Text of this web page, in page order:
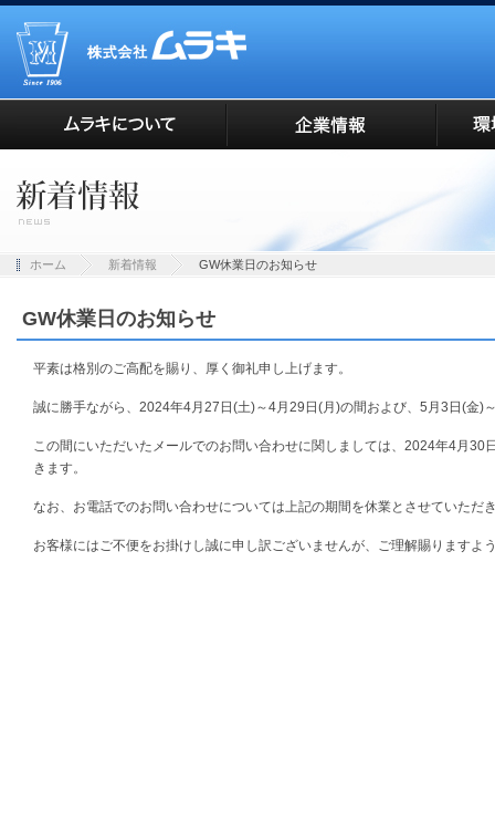
ホーム 新着情報 GW休業日のお知らせ
GW休業日のお知らせ
平素は格別のご高配を賜り、厚く御礼申し上げます。
誠に勝手ながら、2024年4月27日(土)～4月29日(月)の間および、5月3日(金)
この間にいただいたメールでのお問い合わせに関しましては、2024年4月
きます。
なお、お電話でのお問い合わせについては上記の期間を休業とさせていただ
お客様にはご不便をお掛けし誠に申し訳ございませんが、ご理解賜りますよ